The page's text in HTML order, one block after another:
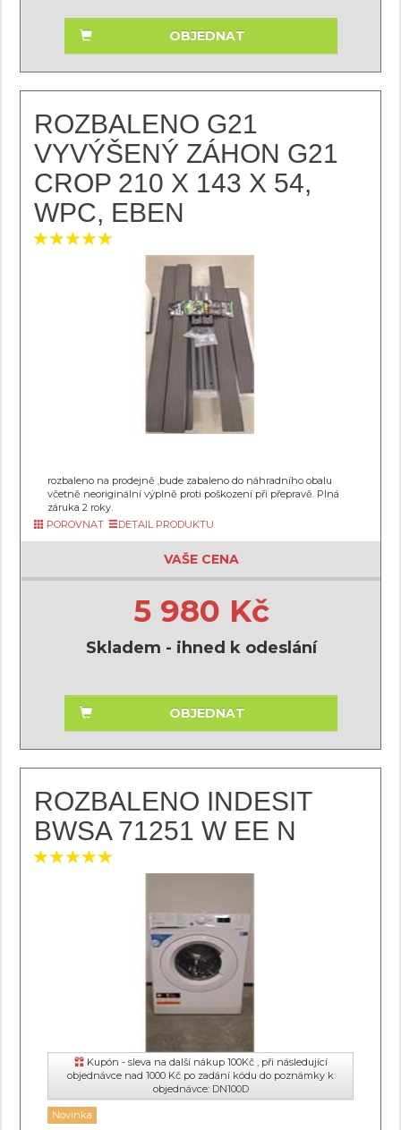
OBJEDNAT
ROZBALENO G21
VYVÝŠENÝ ZÁHON G21
CROP 210 X 143 X 54,
WPC, EBEN
rozbaleno na prodejně ,bude zabaleno do náhradního obalu
včetně neoriginální výplně proti poškození při přepravě. Plná
záruka 2 roky.
POROVNAT
DETAIL PRODUKTU
VAŠE CENA
5 980 Kč
Skladem - ihned k odeslání
OBJEDNAT
ROZBALENO INDESIT
BWSA 71251 W EE N
Kupón - sleva na další nákup 100Kč , při následující
objednávce nad 1000 Kč po zadání kódu do poznámky k
objednávce: DN100D
Novinka